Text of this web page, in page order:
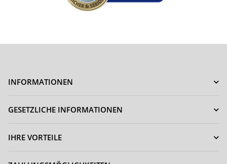
INFORMATIONEN
GESETZLICHE INFORMATIONEN
IHRE VORTEILE